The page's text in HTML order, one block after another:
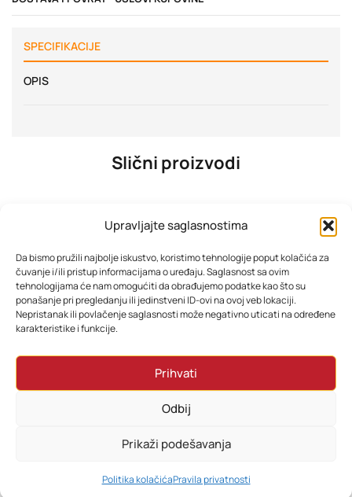
Upravljajte saglasnostima
Da bismo pružili najbolje iskustvo, koristimo tehnologije poput kolačića za
čuvanje i/ili pristup informacijama o uređaju. Saglasnost sa ovim
tehnologijama će nam omogućiti da obrađujemo podatke kao što su
ponašanje pri pregledanju ili jedinstveni ID-ovi na ovoj veb lokaciji.
Nepristanak ili povlačenje saglasnosti može negativno uticati na određene
karakteristike i funkcije.
Prihvati
Odbij
Prikaži podešavanja
Politika kolačićaPravila privatnosti
SPECIFIKACIJE
OPIS
Slični proizvodi
PRETRAŽI KORPA MOJ RAČUN